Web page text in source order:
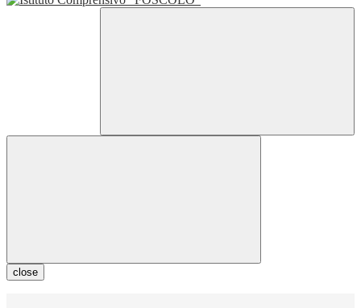
close